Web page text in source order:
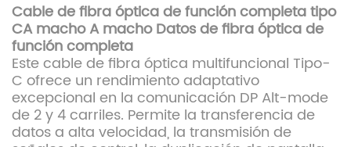
Cable de fibra óptica de función completa tipo
CA macho A macho Datos de fibra óptica de
función completa
Este cable de fibra óptica multifuncional Tipo-
C ofrece un rendimiento adaptativo
excepcional en la comunicación DP Alt-mode
de 2 y 4 carriles. Permite la transferencia de
datos a alta velocidad, la transmisión de